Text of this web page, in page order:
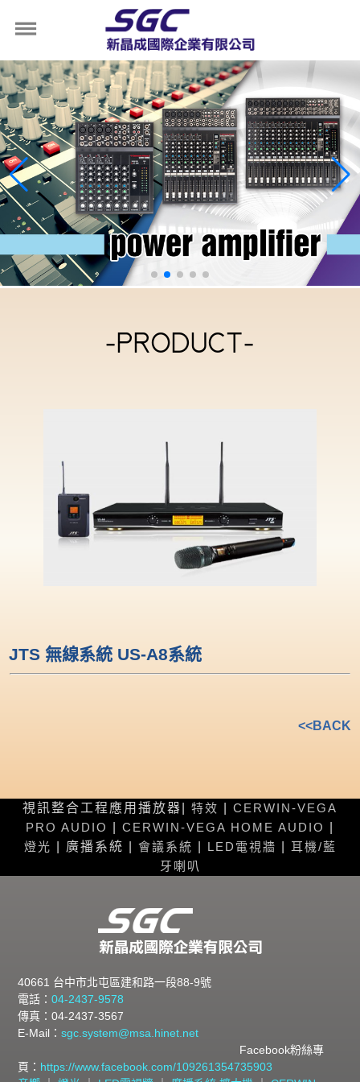
-PRODUCT-
JTS 無線系統 US-A8系統
<<BACK
視訊整合工程應用播放器| 特效
CERWIN-VEGA
PRO AUDIO
CERWIN-VEGA HOME AUDIO
燈光 | 廣播系統 | 會議系統 LED電視牆
耳機/藍
牙喇叭
40661 台中市北屯區建和路一段88-9號
電話：04-2437-9578
傳真：04-2437-3567
E-Mail：sgc.system@msa.hinet.net
Facebook粉絲專
頁： https://www.facebook.com/109261354735903